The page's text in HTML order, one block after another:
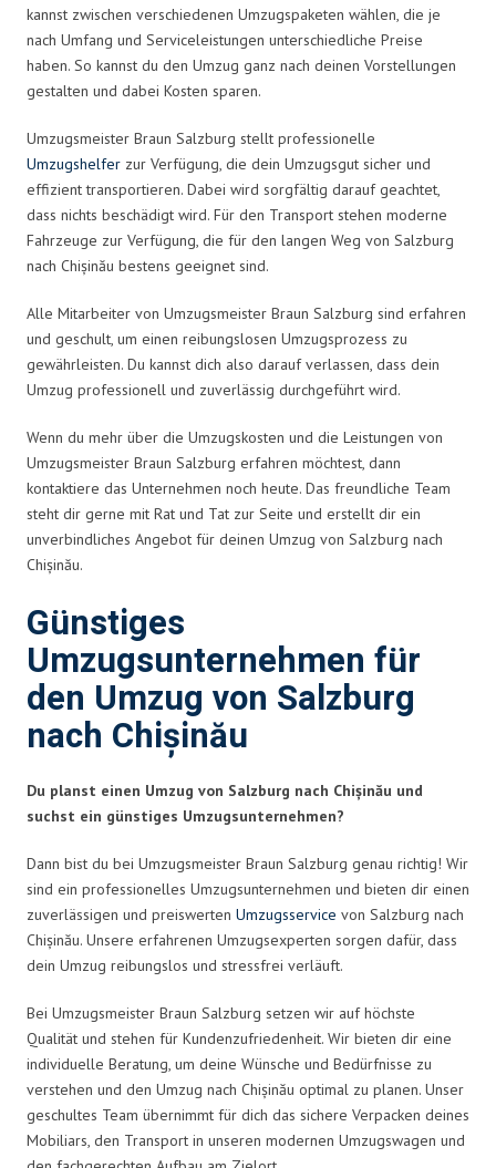
kannst zwischen verschiedenen Umzugspaketen wählen, die je
nach Umfang und Serviceleistungen unterschiedliche Preise
haben. So kannst du den Umzug ganz nach deinen Vorstellungen
gestalten und dabei Kosten sparen.
Umzugsmeister Braun Salzburg stellt professionelle
Umzugshelfer zur Verfügung, die dein Umzugsgut sicher und
effizient transportieren. Dabei wird sorgfältig darauf geachtet,
dass nichts beschädigt wird. Für den Transport stehen moderne
Fahrzeuge zur Verfügung, die für den langen Weg von Salzburg
nach Chișinău bestens geeignet sind.
Alle Mitarbeiter von Umzugsmeister Braun Salzburg sind erfahren
und geschult, um einen reibungslosen Umzugsprozess zu
gewährleisten. Du kannst dich also darauf verlassen, dass dein
Umzug professionell und zuverlässig durchgeführt wird.
Wenn du mehr über die Umzugskosten und die Leistungen von
Umzugsmeister Braun Salzburg erfahren möchtest, dann
kontaktiere das Unternehmen noch heute. Das freundliche Team
steht dir gerne mit Rat und Tat zur Seite und erstellt dir ein
unverbindliches Angebot für deinen Umzug von Salzburg nach
Chișinău.
Günstiges
Umzugsunternehmen für
den Umzug von Salzburg
nach Chișinău
Du planst einen Umzug von Salzburg nach Chișinău und
suchst ein günstiges Umzugsunternehmen?
Dann bist du bei Umzugsmeister Braun Salzburg genau richtig! Wir
sind ein professionelles Umzugsunternehmen und bieten dir einen
zuverlässigen und preiswerten Umzugsservice von Salzburg nach
Chișinău. Unsere erfahrenen Umzugsexperten sorgen dafür, dass
dein Umzug reibungslos und stressfrei verläuft.
Bei Umzugsmeister Braun Salzburg setzen wir auf höchste
Qualität und stehen für Kundenzufriedenheit. Wir bieten dir eine
individuelle Beratung, um deine Wünsche und Bedürfnisse zu
verstehen und den Umzug nach Chișinău optimal zu planen. Unser
geschultes Team übernimmt für dich das sichere Verpacken deines
Mobiliars, den Transport in unseren modernen Umzugswagen und